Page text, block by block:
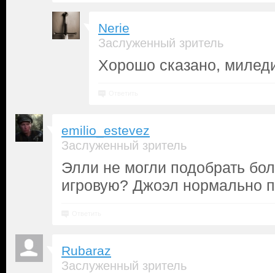
Nerie
Заслуженный зритель
Хорошо сказано,
emilio_estevez
Заслуженный зритель
Элли не могли подобрать
игровую? Джоэл нормально
Rubaraz
Заслуженный зритель